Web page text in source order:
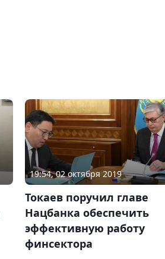
19:54, 02 октября 2019
Токаев поручил главе
Нацбанка обеспечить
эффективную работу
финсектора